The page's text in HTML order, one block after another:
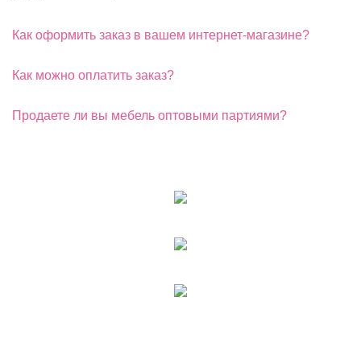
Как оформить заказ в вашем интернет-магазине?
Как можно оплатить заказ?
Продаете ли вы мебель оптовыми партиями?